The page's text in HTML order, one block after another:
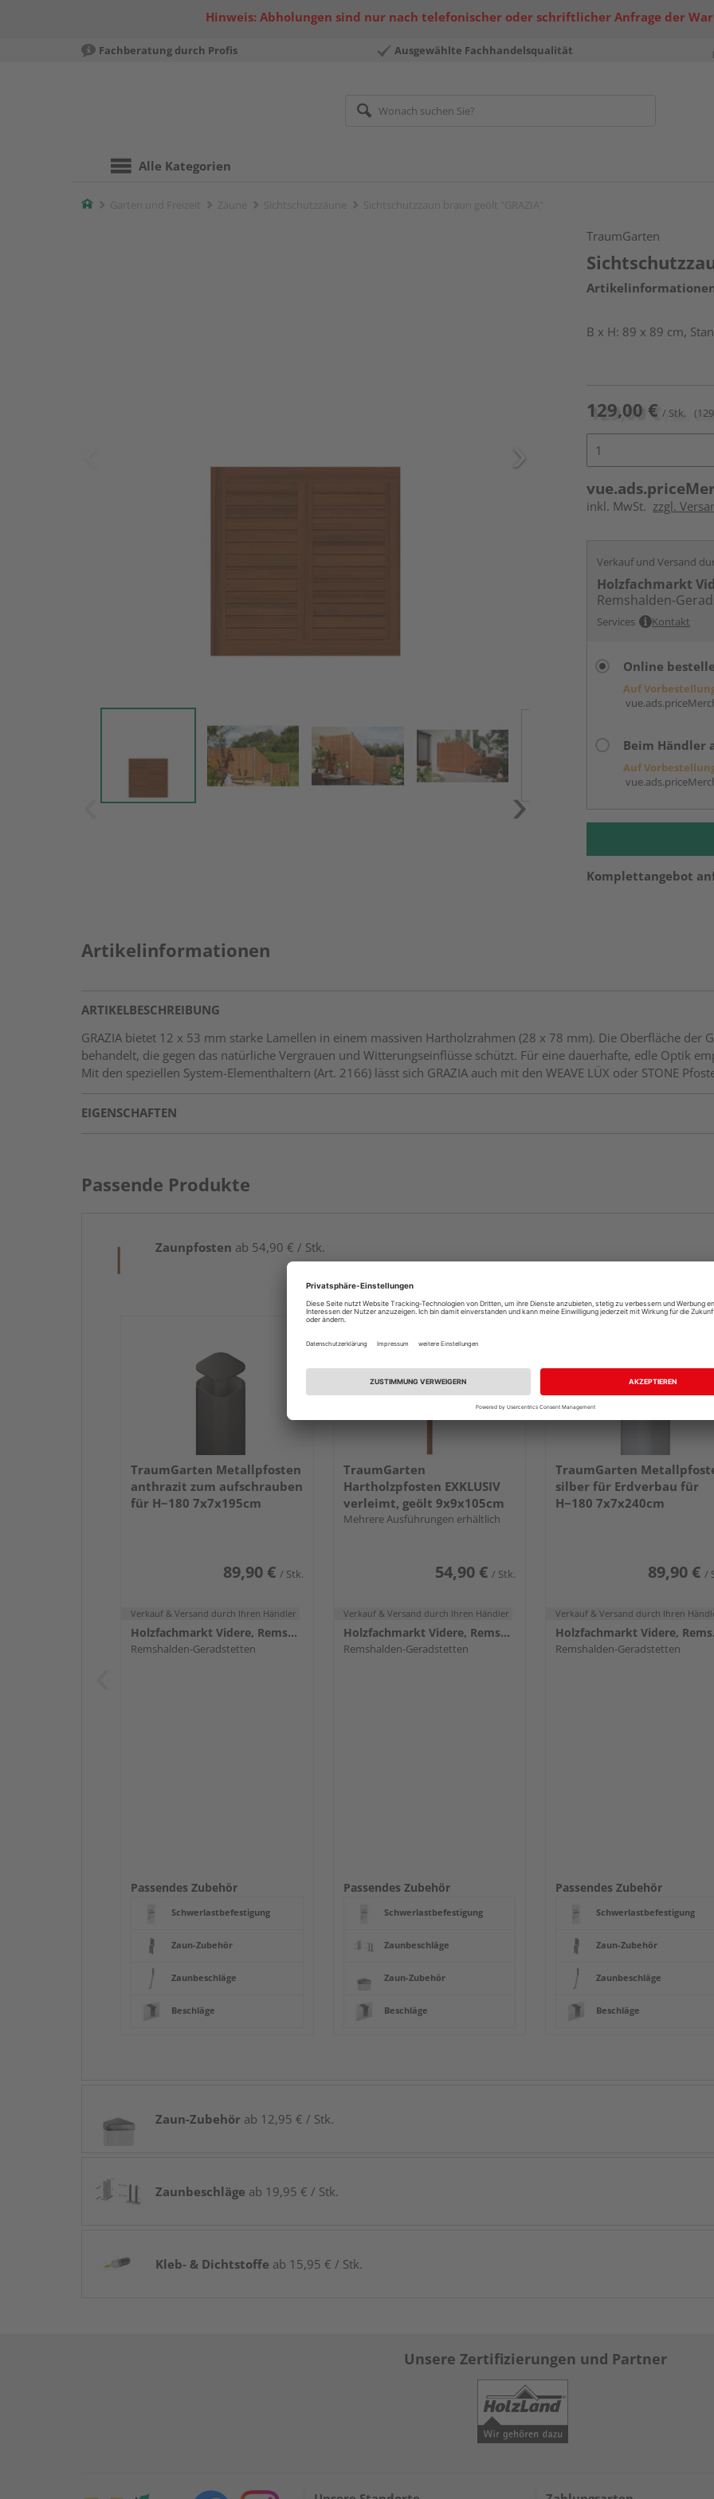
Hinweis: Abholungen sind nur nach telefonischer oder schriftlicher Anfrage der
Fachberatung durch Profis Ausgewählte Fachhandelsqualität
Alle Kategorien
Home
TraumGarten
B x H: 89 x 89 cm,
129,00 € / Stk.
inkl. MwSt. zzgl.
Verkauf und Versand
Holzfachmarkt
Remshalden-
Services Kontakt
Online
Auf
Beim Händler
Auf
Komplettangebot
Artikelinformationen
ARTIKELBESCHREIBUNG
GRAZIA bietet 12 x 53 mm starke Lamellen in einem massiven Hartholzrahmen (28 x 78 mm). Die Oberfläche der
behandelt, die gegen das natürliche Vergrauen und Witterungseinflüsse schützt. Für eine dauerhafte, edle Optik
Mit den speziellen System-Elementhaltern (Art. 2166) lässt sich GRAZIA auch mit den WEAVE LÜX oder STONE
EIGENSCHAFTEN
Passende Produkte
Zaunpfosten ab 54,90 € / Stk.
TraumGarten Metallpfosten
anthrazit zum aufschrauben
für H~180 7x7x195cm
89,90 € / Stk.
Verkauf & Versand durch Ihren Händler
Holzfachmarkt Videre, Remshalden
Remshalden-Geradstetten
Passendes Zubehör
Schwerlastbefestigung
Zaun-Zubehör
Zaunbeschläge
Beschläge
TraumGarten
Hartholzpfosten EXKLUSIV
verleimt, geölt 9x9x105cm
Mehrere Ausführungen erhältlich
54,90 € / Stk.
Verkauf & Versand durch Ihren Händler
Holzfachmarkt Videre, Remshalden
Remshalden-Geradstetten
Passendes Zubehör
Schwerlastbefestigung
Zaunbeschläge
Zaun-Zubehör
Beschläge
TraumGarten
silber für Erdverbau für
H~180 7x7x240cm
89,90 € /
Verkauf & Versand durch Ihren
Remshalden-Geradstetten
Passendes Zubehör
Schwerlastbefestigung
Zaun-Zubehör
Zaunbeschläge
Beschläge
Zaun-Zubehör ab 12,95 € / Stk.
Zaunbeschläge ab 19,95 € / Stk.
Kleb- & Dichtstoffe ab 15,95 € / Stk.
Unsere Zertifizierungen und Partner